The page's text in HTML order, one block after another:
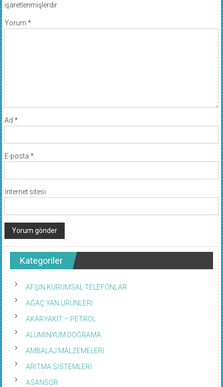
işaretlenmişlerdir
Yorum *
Ad *
E-posta *
İnternet sitesi
Kategoriler
AFŞİN KURUMSAL TELEFONLAR
AĞAÇ YAN ÜRÜNLERİ
AKARYAKIT – PETROL
ALÜMİNYUM DOĞRAMA
AMBALAJ MALZEMELERİ
ARITMA SİSTEMLERİ
ASANSÖR